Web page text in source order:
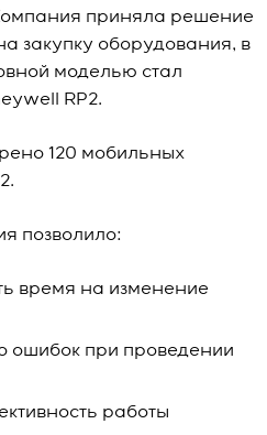
приняла решение
закупку оборудования, в
моделью стал
RP2.
120 мобильных
позволило:
время на изменение
ошибок при проведении
работы